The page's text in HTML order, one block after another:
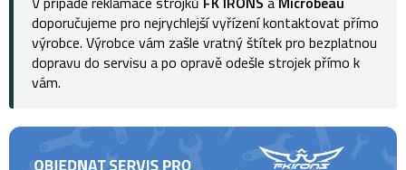
doporučujeme pro nejrychlejší vyřízení kontaktovat přímo
výrobce. Výrobce vám zašle vratný štítek pro bezplatnou
dopravu do servisu a po opravě odešle strojek přímo k
vám.